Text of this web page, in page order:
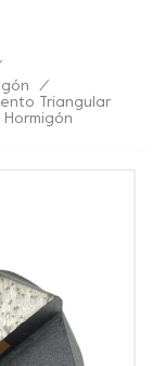
/
Triangular
Hormigón